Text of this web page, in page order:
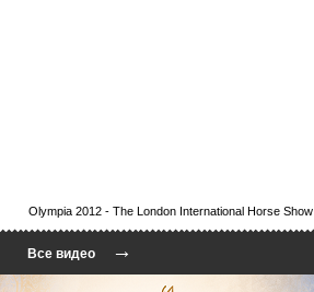
Olympia 2012 - The London International Horse Show
Все видео →